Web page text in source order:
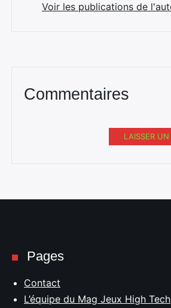
Voir les publications de
Commentaires
LAISSER
Pages
Contact
L’équipe du Mag Jeux High Tech